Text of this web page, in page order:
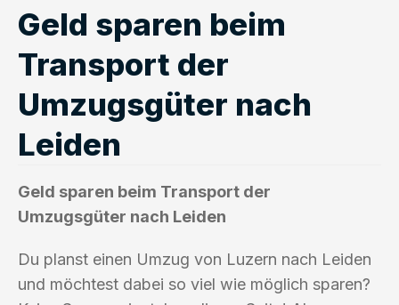
Geld sparen beim
Transport der
Umzugsgüter nach
Leiden
Geld sparen beim Transport der
Umzugsgüter nach Leiden
Du planst einen Umzug von Luzern nach Leiden
und möchtest dabei so viel wie möglich sparen?